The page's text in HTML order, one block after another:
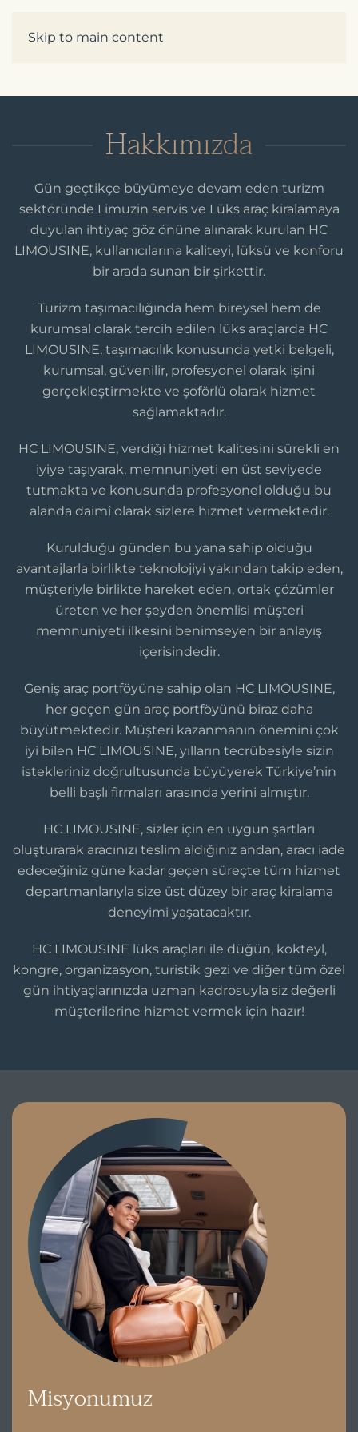
Skip to main content
Hakkımızda
Gün geçtikçe büyümeye devam eden turizm
sektöründe Limuzin servis ve Lüks araç kiralamaya
duyulan ihtiyaç göz önüne alınarak kurulan HC
LIMOUSINE, kullanıcılarına kaliteyi, lüksü ve konforu
bir arada sunan bir şirkettir.
Turizm taşımacılığında hem bireysel hem de
kurumsal olarak tercih edilen lüks araçlarda HC
LIMOUSINE, taşımacılık konusunda yetki belgeli,
kurumsal, güvenilir, profesyonel olarak işini
gerçekleştirmekte ve şoförlü olarak hizmet
sağlamaktadır.
HC LIMOUSINE, verdiği hizmet kalitesini sürekli en
iyiye taşıyarak, memnuniyeti en üst seviyede
tutmakta ve konusunda profesyonel olduğu bu
alanda daimî olarak sizlere hizmet vermektedir.
Kurulduğu günden bu yana sahip olduğu
avantajlarla birlikte teknolojiyi yakından takip eden,
müşteriyle birlikte hareket eden, ortak çözümler
üreten ve her şeyden önemlisi müşteri
memnuniyeti ilkesini benimseyen bir anlayış
içerisindedir.
Geniş araç portföyüne sahip olan HC LIMOUSINE,
her geçen gün araç portföyünü biraz daha
büyütmektedir. Müşteri kazanmanın önemini çok
iyi bilen HC LIMOUSINE, yılların tecrübesiyle sizin
istekleriniz doğrultusunda büyüyerek Türkiye’nin
belli başlı firmaları arasında yerini almıştır.
HC LIMOUSINE, sizler için en uygun şartları
oluşturarak aracınızı teslim aldığınız andan, aracı iade
edeceğiniz güne kadar geçen süreçte tüm hizmet
departmanlarıyla size üst düzey bir araç kiralama
deneyimi yaşatacaktır.
HC LIMOUSINE lüks araçları ile düğün, kokteyl,
kongre, organizasyon, turistik gezi ve diğer tüm özel
gün ihtiyaçlarınızda uzman kadrosuyla siz değerli
müşterilerine hizmet vermek için hazır!
Misyonumuz